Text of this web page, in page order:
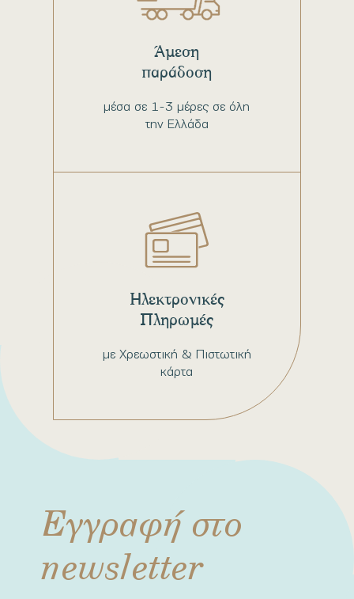
μέσα σε 1-3 μέρες σε όλη
την Ελλάδα
Άμεση
παράδοση
με Χρεωστική & Πιστωτική
κάρτα
Ηλεκτρονικές
Πληρωμές
Εγγραφή στο
newsletter